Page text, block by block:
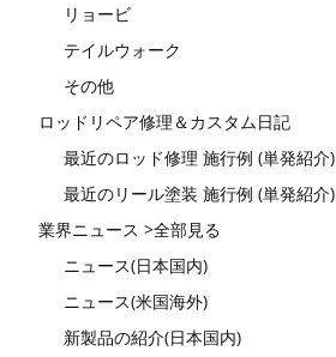
リョービ
テイルウォーク
その他
ロッドリペア修理＆カスタム日記
最近のロッド修理 施行例 (単発紹介)
最近のリール塗装 施行例 (単発紹介)
業界ニュース >全部見る
ニュース(日本国内)
ニュース(米国海外)
新製品の紹介(日本国内)